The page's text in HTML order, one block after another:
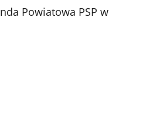
Powiatowa PSP w